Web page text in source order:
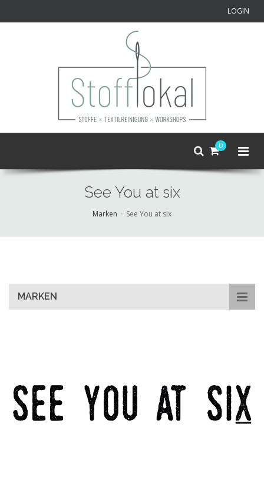
LOGIN
0
See You at six
Marken See You at six
MARKEN